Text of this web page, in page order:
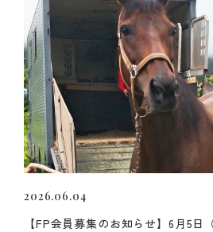
2026.06.04
【FP会員募集のお知らせ】6月5日